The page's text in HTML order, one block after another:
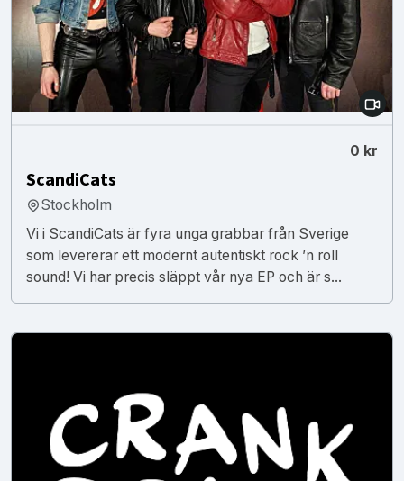
0 kr
ScandiCats
Stockholm
Vi i ScandiCats är fyra unga grabbar från Sverige
som levererar ett modernt autentiskt rock ’n roll
sound! Vi har precis släppt vår nya EP och är s...